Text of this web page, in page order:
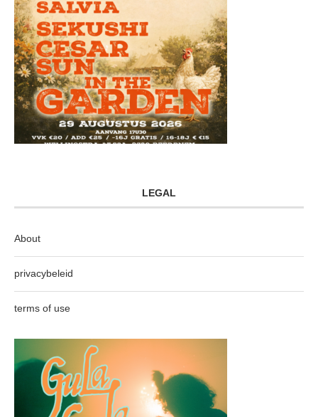
LEGAL
About
privacybeleid
terms of use